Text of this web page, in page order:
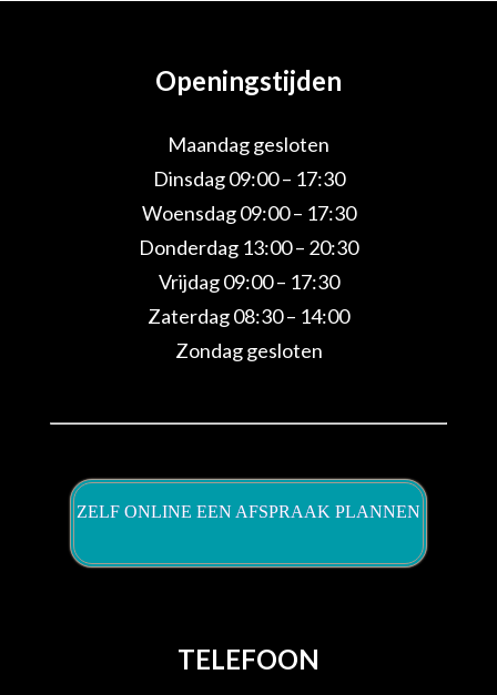
Openingstijden
Maandag gesloten
Dinsdag 09:00 – 17:30
Woensdag 09:00 – 17:30
Donderdag 13:00 – 20:30
Vrijdag 09:00 – 17:30
Zaterdag 08:30 – 14:00
Zondag gesloten
ZELF ONLINE EEN AFSPRAAK PLANNEN
TELEFOON